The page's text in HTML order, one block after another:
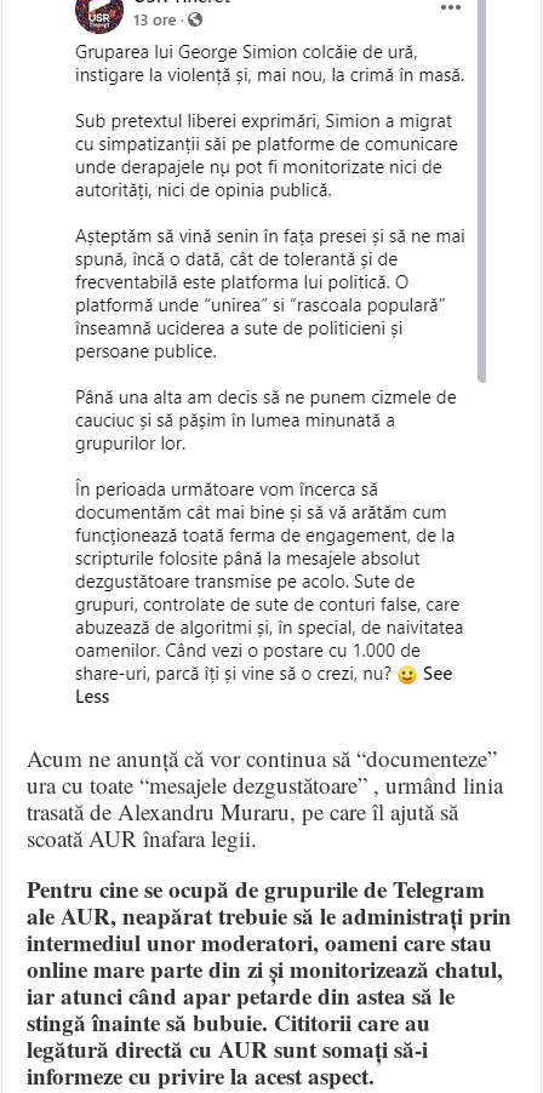
Acum ne anunță că vor continua să “documenteze”
ura cu toate “mesajele dezgustătoare” , urmând linia
trasată de Alexandru Muraru, pe care îl ajută să
scoată AUR înafara legii.
Pentru cine se ocupă de grupurile de Telegram
ale AUR, neapărat trebuie să le administrați prin
intermediul unor moderatori, oameni care stau
online mare parte din zi și monitorizează chatul,
iar atunci când apar petarde din astea să le
stingă înainte să bubuie. Cititorii care au
legătură directă cu AUR sunt somați să-i
informeze cu privire la acest aspect.